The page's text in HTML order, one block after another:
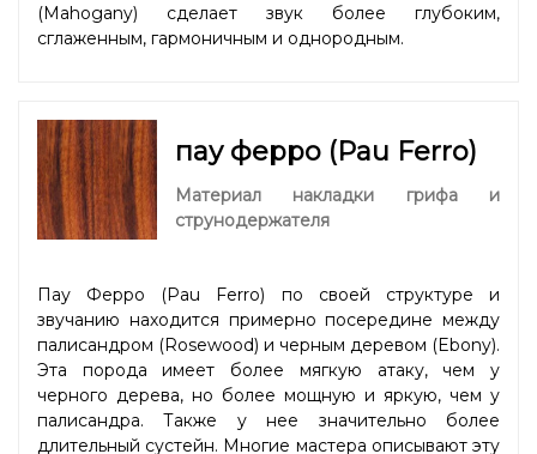
(Mahogany) сделает звук более глубоким,
сглаженным, гармоничным и однородным.
пау ферро (Pau Ferro)
Материал накладки грифа и
струнодержателя
Пау Ферро (Pau Ferro) по своей структуре и
звучанию находится примерно посередине между
палисандром (Rosewood) и черным деревом (Ebony).
Эта порода имеет более мягкую атаку, чем у
черного дерева, но более мощную и яркую, чем у
палисандра. Также у нее значительно более
длительный сустейн. Многие мастера описывают эту